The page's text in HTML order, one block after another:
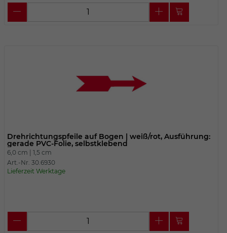
Drehrichtungspfeile auf Bogen | weiß/rot, Ausführung:
gerade PVC-Folie, selbstklebend
6,0 cm | 1,5 cm
Art.-Nr. 30.6930
Lieferzeit Werktage